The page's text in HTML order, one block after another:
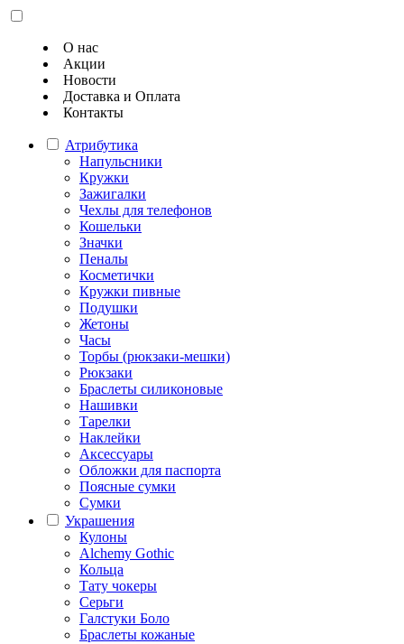
О нас
Акции
Новости
Доставка и Оплата
Контакты
Атрибутика
Напульсники
Кружки
Зажигалки
Чехлы для телефонов
Кошельки
Значки
Пеналы
Косметички
Кружки пивные
Подушки
Жетоны
Часы
Торбы (рюкзаки-мешки)
Рюкзаки
Браслеты силиконовые
Нашивки
Тарелки
Наклейки
Аксессуары
Обложки для паспорта
Поясные сумки
Сумки
Украшения
Кулоны
Alchemy Gothic
Кольца
Тату чокеры
Серьги
Галстуки Боло
Браслеты кожаные